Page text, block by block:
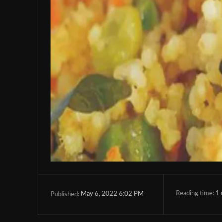
Published: May 6, 2022 6:02 PM Reading time: 1